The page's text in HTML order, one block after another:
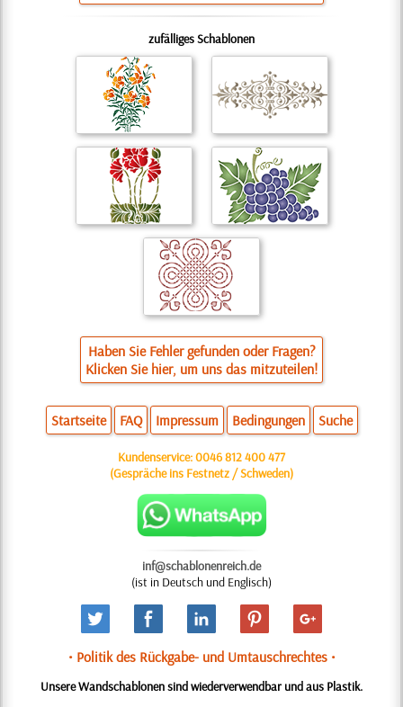
zufälliges Schablonen
Haben Sie Fehler gefunden oder Fragen?
Klicken Sie hier, um uns das mitzuteilen!
Startseite FAQ Impressum Bedingungen Suche
Kundenservice:0046 812 400 477
(Gespräche ins Festnetz / Schweden)
inf@schablonenreich.de
(ist in Deutsch und Englisch)
• Politik des Rückgabe- und Umtauschrechtes •
Unsere Wandschablonen sind wiederverwendbar und aus Plastik.